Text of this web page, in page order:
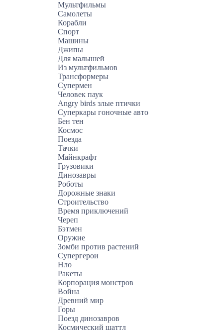
Мультфильмы
Самолеты
Корабли
Спорт
Машины
Джипы
Для малышей
Из мультфильмов
Трансформеры
Супермен
Человек паук
Angry birds злые птички
Суперкары гоночные авто
Бен тен
Космос
Поезда
Тачки
Майнкрафт
Грузовики
Динозавры
Роботы
Дорожные знаки
Строительство
Время приключений
Череп
Бэтмен
Оружие
Зомби против растений
Супергерои
Нло
Ракеты
Корпорация монстров
Война
Древний мир
Горы
Поезд динозавров
Космический шаттл